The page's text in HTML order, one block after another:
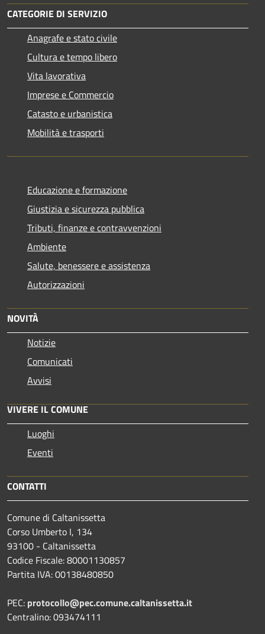
CATEGORIE DI SERVIZIO
Anagrafe e stato civile
Cultura e tempo libero
Vita lavorativa
Imprese e Commercio
Catasto e urbanistica
Mobilità e trasporti
Educazione e formazione
Giustizia e sicurezza pubblica
Tributi, finanze e contravvenzioni
Ambiente
Salute, benessere e assistenza
Autorizzazioni
NOVITÀ
Notizie
Comunicati
Avvisi
VIVERE IL COMUNE
Luoghi
Eventi
CONTATTI
Comune di Caltanissetta
Corso Umberto I, 134
93100 - Caltanissetta
Codice Fiscale: 80001130857
Partita IVA: 00138480850
PEC: protocollo@pec.comune.caltanissetta.it
Centralino: 093474111